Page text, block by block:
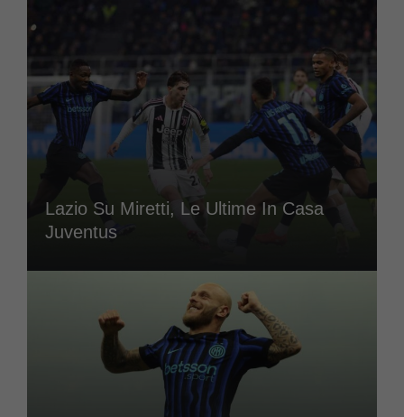
Lazio Su Miretti, Le Ultime In Casa
Juventus